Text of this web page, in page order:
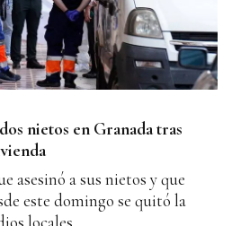
nietos en Granada tras
asesinó a sus nietos y que
este domingo se quitó la